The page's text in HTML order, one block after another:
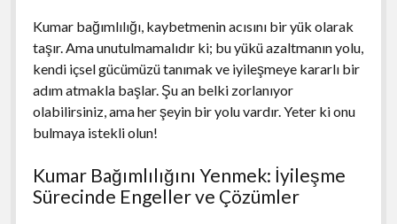
Kumar bağımlılığı, kaybetmenin acısını bir yük olarak
taşır. Ama unutulmamalıdır ki; bu yükü azaltmanın yolu,
kendi içsel gücümüzü tanımak ve iyileşmeye kararlı bir
adım atmakla başlar. Şu an belki zorlanıyor
olabilirsiniz, ama her şeyin bir yolu vardır. Yeter ki onu
bulmaya istekli olun!
Kumar Bağımlılığını Yenmek: İyileşme
Sürecinde Engeller ve Çözümler